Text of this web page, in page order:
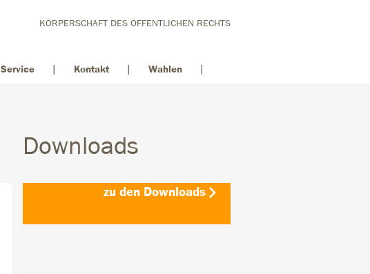
KÖRPERSCHAFT DES ÖFFENTLICHEN RECHTS
Service Kontakt Wahlen
Downloads
zu den Downloads